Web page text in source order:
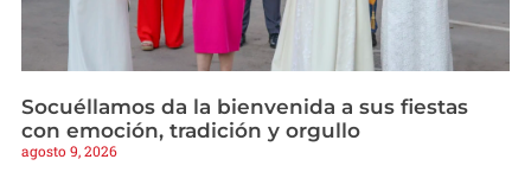
Socuéllamos da la bienvenida a sus fiestas
con emoción, tradición y orgullo
agosto 9, 2026